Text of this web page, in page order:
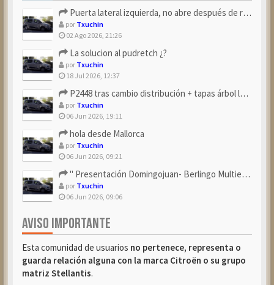
Puerta lateral izquierda, no abre después de repostar.
por Txuchin
02 Ago 2026, 21:26
La solucion al pudretch ¿?
por Txuchin
18 Jul 2026, 12:37
P2448 tras cambio distribución + tapas árbol levas
por Txuchin
06 Jun 2026, 19:11
hola desde Mallorca
por Txuchin
06 Jun 2026, 09:21
" Presentación Domingojuan- Berlingo Multiespace Blue ...
por Txuchin
06 Jun 2026, 09:06
AVISO IMPORTANTE
Esta comunidad de usuarios no pertenece, representa o
guarda relación alguna con la marca Citroën o su grupo
matriz Stellantis.